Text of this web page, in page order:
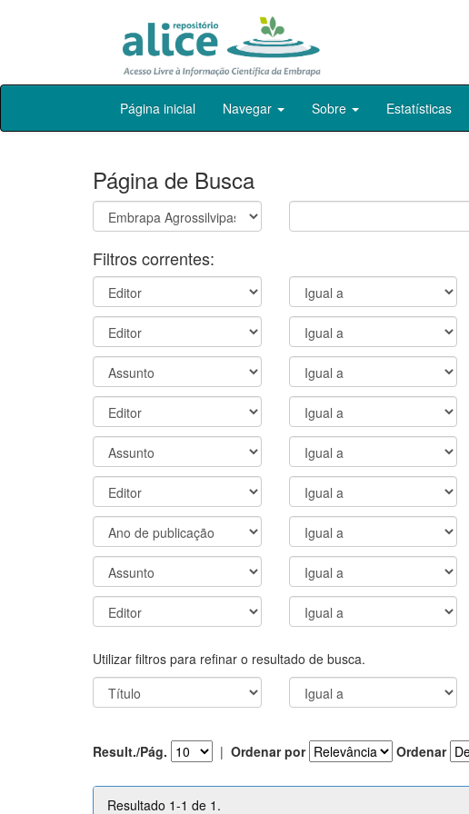
Skip
Página inicial Navegar Sobre Estatísticas
Página de Busca
Filtros correntes:
Utilizar filtros para refinar o resultado de busca.
Result./Pág. | Ordenar por Ordenar
Resultado 1-1 de 1.